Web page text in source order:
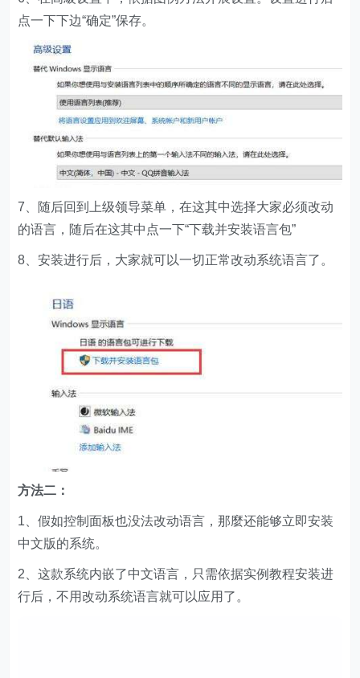
点一下下边“确定”保存。
7、随后回到上级领导菜单，在这其中选择大家必须改动
的语言，随后在这其中点一下“下载并安装语言包”
8、安装进行后，大家就可以一切正常改动系统语言了。
方法二：
1、假如控制面板也没法改动语言，那麼还能够立即安装
中文版的系统。
2、这款系统内嵌了中文语言，只需依据实例教程安装进
行后，不用改动系统语言就可以应用了。